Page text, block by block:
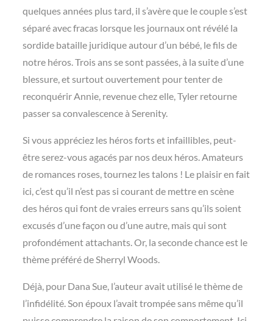
quelques années plus tard, il s’avère que le couple s’est
séparé avec fracas lorsque les journaux ont révélé la
sordide bataille juridique autour d’un bébé, le fils de
notre héros. Trois ans se sont passées, à la suite d’une
blessure, et surtout ouvertement pour tenter de
reconquérir Annie, revenue chez elle, Tyler retourne
passer sa convalescence à Serenity.
Si vous appréciez les héros forts et infaillibles, peut-
être serez-vous agacés par nos deux héros. Amateurs
de romances roses, tournez les talons ! Le plaisir en fait
ici, c’est qu’il n’est pas si courant de mettre en scène
des héros qui font de vraies erreurs sans qu’ils soient
excusés d’une façon ou d’une autre, mais qui sont
profondément attachants. Or, la seconde chance est le
thème préféré de Sherryl Woods.
Déjà, pour Dana Sue, l’auteur avait utilisé le thème de
l’infidélité. Son époux l’avait trompée sans même qu’il